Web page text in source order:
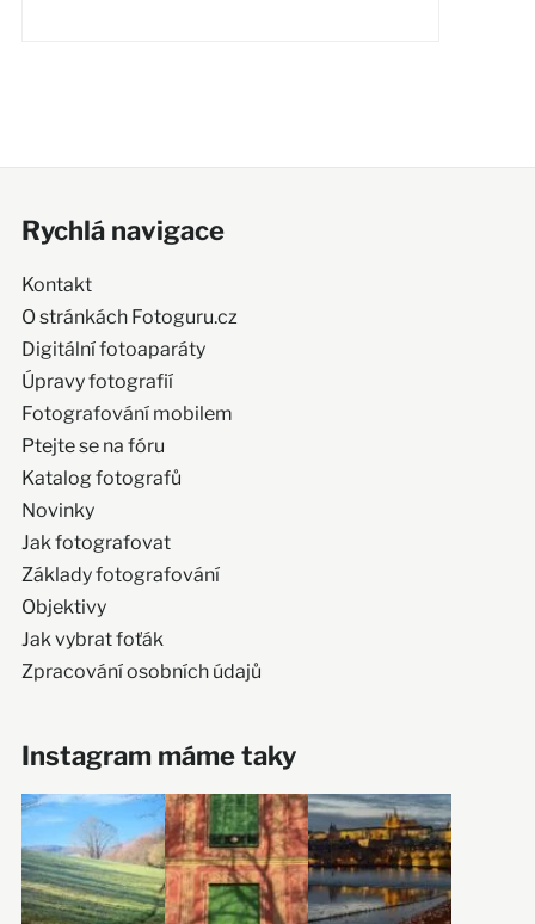
Rychlá navigace
Kontakt
O stránkách Fotoguru.cz
Digitální fotoaparáty
Úpravy fotografií
Fotografování mobilem
Ptejte se na fóru
Katalog fotografů
Novinky
Jak fotografovat
Základy fotografování
Objektivy
Jak vybrat foťák
Zpracování osobních údajů
Instagram máme taky